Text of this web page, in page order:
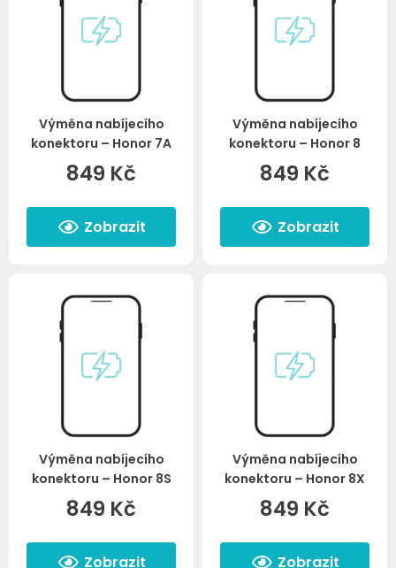
Výměna nabíjecího
konektoru – Honor 7A
849 Kč
Zobrazit
Výměna nabíjecího
konektoru – Honor 8
849 Kč
Zobrazit
Výměna nabíjecího
konektoru – Honor 8S
849 Kč
Zobrazit
Výměna nabíjecího
konektoru – Honor 8X
849 Kč
Zobrazit